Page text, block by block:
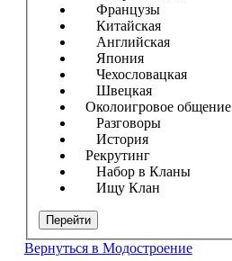
Французы
Китайская
Английская
Япония
Чехословацкая
Швецкая
Околоигровое общение
Разговоры
История
Рекрутинг
Набор в Кланы
Ищу Клан
Перейти
Вернуться в Модостроение